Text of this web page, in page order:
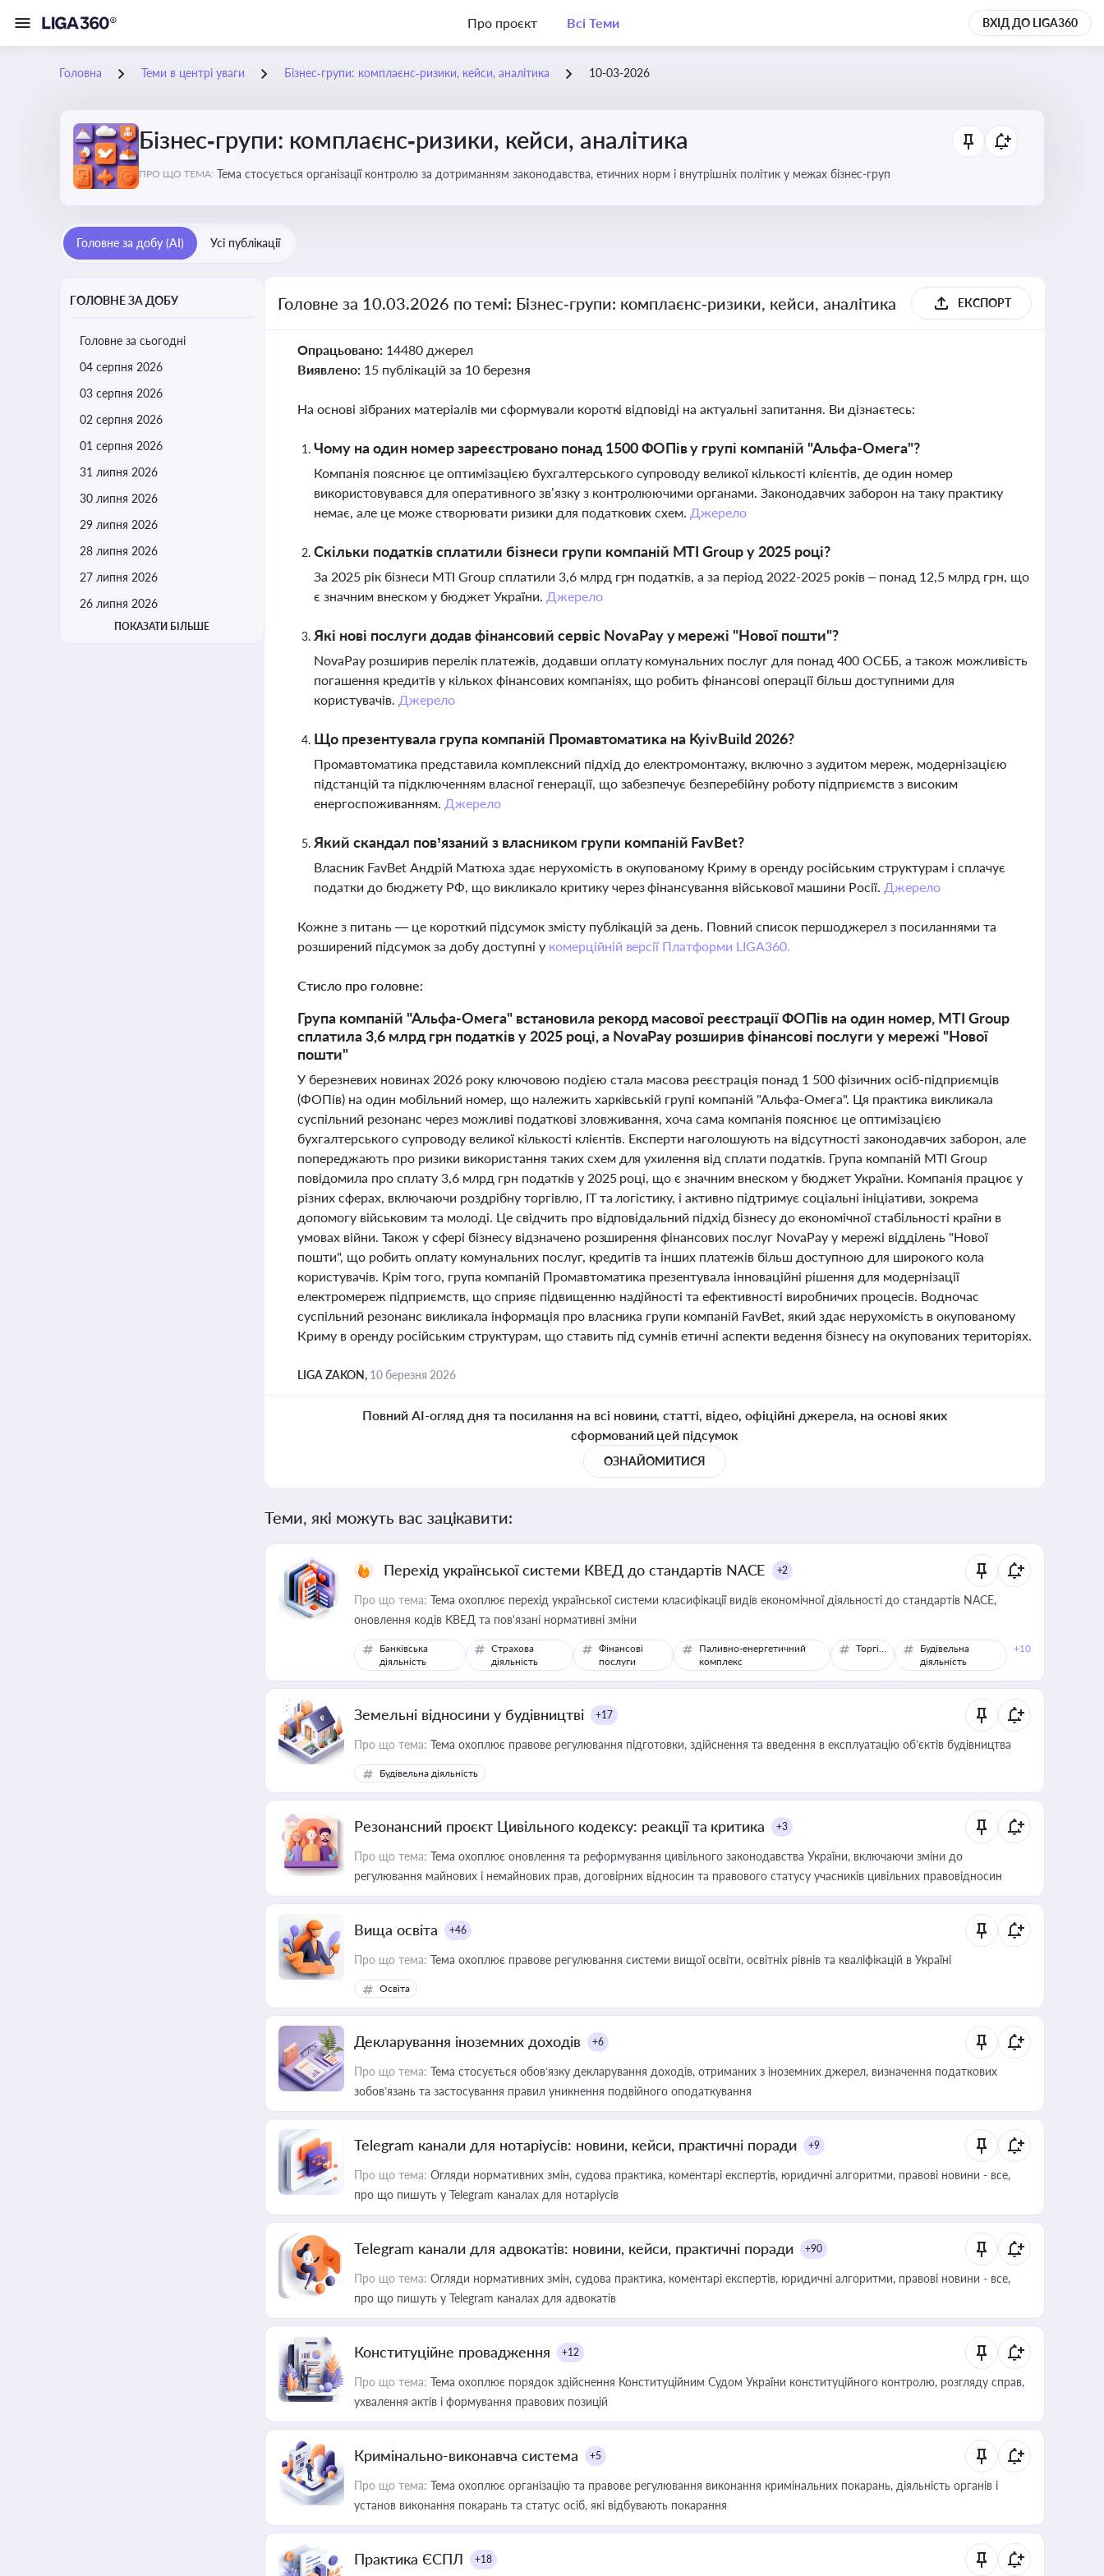
Про проєкт Всі Теми ВХІД ДО LIGA360
Головна Теми в центрі уваги Бізнес‑групи: комплаєнс‑ризики, кейси, аналітика 10-03-2026
Бізнес‑групи: комплаєнс‑ризики, кейси, аналітика
ПРО ЩО ТЕМА: Тема стосується організації контролю за дотриманням законодавства, етичних норм і внутрішніх політик у межах бізнес-груп
Головне за добу (AI) Усі публікації
ГОЛОВНЕ ЗА ДОБУ
Головне за сьогодні
04 серпня 2026
03 серпня 2026
02 серпня 2026
01 серпня 2026
31 липня 2026
30 липня 2026
29 липня 2026
28 липня 2026
27 липня 2026
26 липня 2026
ПОКАЗАТИ БІЛЬШЕ
Головне за 10.03.2026 по темі: Бізнес‑групи: комплаєнс‑ризики, кейси, аналітика ЕКСПОРТ
Опрацьовано: 14480 джерел
Виявлено: 15 публікацій за 10 березня
На основі зібраних матеріалів ми сформували короткі відповіді на актуальні запитання. Ви дізнаєтесь:
Чому на один номер зареєстровано понад 1500 ФОПів у групі компаній "Альфа-Омега"?
Компанія пояснює це оптимізацією бухгалтерського супроводу великої кількості клієнтів, де один номер
використовувався для оперативного зв’язку з контролюючими органами. Законодавчих заборон на таку практику
немає, але це може створювати ризики для податкових схем. Джерело
Скільки податків сплатили бізнеси групи компаній MTI Group у 2025 році?
За 2025 рік бізнеси MTI Group сплатили 3,6 млрд грн податків, а за період 2022-2025 років – понад 12,5 млрд грн, що
є значним внеском у бюджет України. Джерело
Які нові послуги додав фінансовий сервіс NovaPay у мережі "Нової пошти"?
NovaPay розширив перелік платежів, додавши оплату комунальних послуг для понад 400 ОСББ, а також можливість
погашення кредитів у кількох фінансових компаніях, що робить фінансові операції більш доступними для
користувачів. Джерело
Що презентувала група компаній Промавтоматика на KyivBuild 2026?
Промавтоматика представила комплексний підхід до електромонтажу, включно з аудитом мереж, модернізацією
підстанцій та підключенням власної генерації, що забезпечує безперебійну роботу підприємств з високим
енергоспоживанням. Джерело
Який скандал пов’язаний з власником групи компаній FavBet?
Власник FavBet Андрій Матюха здає нерухомість в окупованому Криму в оренду російським структурам і сплачує
податки до бюджету РФ, що викликало критику через фінансування військової машини Росії. Джерело
Кожне з питань — це короткий підсумок змісту публікацій за день. Повний список першоджерел з посиланнями та
розширений підсумок за добу доступні у комерційній версії Платформи LIGA360.
Стисло про головне:
Група компаній "Альфа-Омега" встановила рекорд масової реєстрації ФОПів на один номер, MTI Group
сплатила 3,6 млрд грн податків у 2025 році, а NovaPay розширив фінансові послуги у мережі "Нової
пошти"
У березневих новинах 2026 року ключовою подією стала масова реєстрація понад 1 500 фізичних осіб-підприємців
(ФОПів) на один мобільний номер, що належить харківській групі компаній "Альфа-Омега". Ця практика викликала
суспільний резонанс через можливі податкові зловживання, хоча сама компанія пояснює це оптимізацією
бухгалтерського супроводу великої кількості клієнтів. Експерти наголошують на відсутності законодавчих заборон, але
попереджають про ризики використання таких схем для ухилення від сплати податків. Група компаній MTI Group
повідомила про сплату 3,6 млрд грн податків у 2025 році, що є значним внеском у бюджет України. Компанія працює у
різних сферах, включаючи роздрібну торгівлю, ІТ та логістику, і активно підтримує соціальні ініціативи, зокрема
допомогу військовим та молоді. Це свідчить про відповідальний підхід бізнесу до економічної стабільності країни в
умовах війни. Також у сфері бізнесу відзначено розширення фінансових послуг NovaPay у мережі відділень "Нової
пошти", що робить оплату комунальних послуг, кредитів та інших платежів більш доступною для широкого кола
користувачів. Крім того, група компаній Промавтоматика презентувала інноваційні рішення для модернізації
електромереж підприємств, що сприяє підвищенню надійності та ефективності виробничих процесів. Водночас
суспільний резонанс викликала інформація про власника групи компаній FavBet, який здає нерухомість в окупованому
Криму в оренду російським структурам, що ставить під сумнів етичні аспекти ведення бізнесу на окупованих територіях.
LIGA ZAKON, 10 березня 2026
Повний AI-огляд дня та посилання на всі новини, статті, відео, офіційні джерела, на основі яких
сформований цей підсумок
ОЗНАЙОМИТИСЯ
Теми, які можуть вас зацікавити:
Перехід української системи КВЕД до стандартів NACE +2
Про що тема: Тема охоплює перехід української системи класифікації видів економічної діяльності до стандартів NACE,
оновлення кодів КВЕД та пов'язані нормативні зміни
Банківська
діяльність
Страхова
діяльність
Фінансові
послуги
Паливно-енергетичний
комплекс
Торгівля
Будівельна
діяльність
+10
Земельні відносини у будівництві +17
Про що тема: Тема охоплює правове регулювання підготовки, здійснення та введення в експлуатацію об’єктів будівництва
Будівельна діяльність
Резонансний проєкт Цивільного кодексу: реакції та критика +3
Про що тема: Тема охоплює оновлення та реформування цивільного законодавства України, включаючи зміни до
регулювання майнових і немайнових прав, договірних відносин та правового статусу учасників цивільних правовідносин
Вища освіта +46
Про що тема: Тема охоплює правове регулювання системи вищої освіти, освітніх рівнів та кваліфікацій в Україні
Освіта
Декларування іноземних доходів +6
Про що тема: Тема стосується обов’язку декларування доходів, отриманих з іноземних джерел, визначення податкових
зобов’язань та застосування правил уникнення подвійного оподаткування
Telegram канали для нотаріусів: новини, кейси, практичні поради +9
Про що тема: Огляди нормативних змін, судова практика, коментарі експертів, юридичні алгоритми, правові новини - все,
про що пишуть у Telegram каналах для нотаріусів
Telegram канали для адвокатів: новини, кейси, практичні поради +90
Про що тема: Огляди нормативних змін, судова практика, коментарі експертів, юридичні алгоритми, правові новини - все,
про що пишуть у Telegram каналах для адвокатів
Конституційне провадження +12
Про що тема: Тема охоплює порядок здійснення Конституційним Судом України конституційного контролю, розгляду справ,
ухвалення актів і формування правових позицій
Кримінально-виконавча система +5
Про що тема: Тема охоплює організацію та правове регулювання виконання кримінальних покарань, діяльність органів і
установ виконання покарань та статус осіб, які відбувають покарання
Практика ЄСПЛ +18